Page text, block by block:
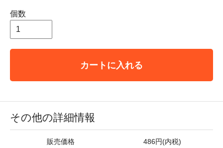
個数
カートに入れる
その他の詳細情報
販売価格 486円(内税)